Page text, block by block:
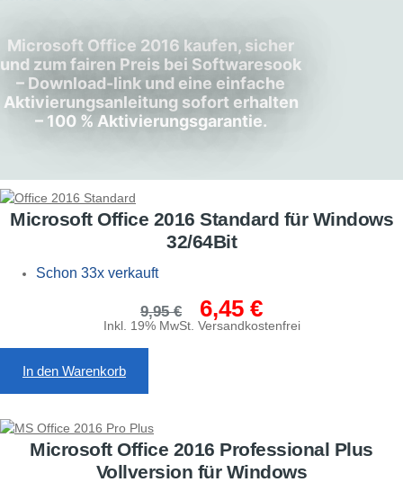
Microsoft Office 2016 kaufen, sicher
und zum fairen Preis bei Softwaresook
– Download-link und eine einfache
Aktivierungsanleitung sofort erhalten
– 100 % Aktivierungsgarantie.
Microsoft Office 2016 Standard für Windows
32/64Bit
Schon 33x verkauft
9,95€
Ursprünglicher
Preis
6,45 €Aktueller
Preis
Inkl. 19% MwSt. Versandkostenfrei
In den Warenkorb
Microsoft Office 2016 Professional Plus
Vollversion für Windows